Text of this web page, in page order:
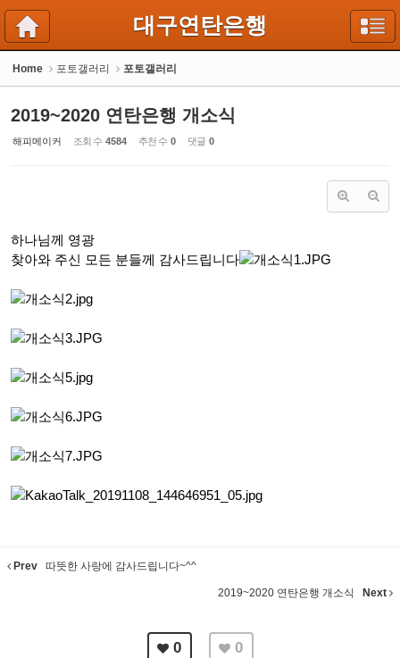
대구연탄은행
Home 포토갤러리 포토갤러리
2019~2020 연탄은행 개소식
해피메이커 조회 수 4584 추천 수 0 댓글 0
하나님께 영광
찾아와 주신 모든 분들께 감사드립니다
Prev 따뜻한 사랑에 감사드립니다~^^
2019~2020 연탄은행 개소식 Next
0 0